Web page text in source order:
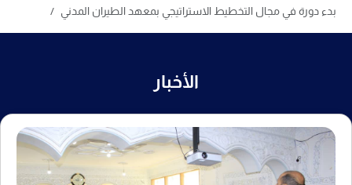
بدء دورة في مجال التخطيط الاستراتيجي بمعهد الطيران المدني
الأخبار